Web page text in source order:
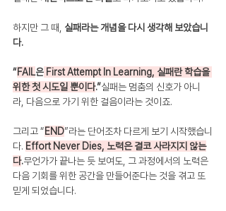
하지만 그 때, 실패라는 개념을 다시 생각해 보았습니
다.
“FAIL은 First Attempt In Learning, 실패란 학습을
위한 첫 시도일 뿐이다.”실패는 멈춤의 신호가 아니
라, 다음으로 가기 위한 걸음이라는 것이죠.
그리고 “END”라는 단어조차 다르게 보기 시작했습니
다. Effort Never Dies, 노력은 결코 사라지지 않는
다.무언가가 끝나는 듯 보여도, 그 과정에서의 노력은
다음 기회를 위한 공간을 만들어준다는 것을 겪고 또
믿게 되었습니다.